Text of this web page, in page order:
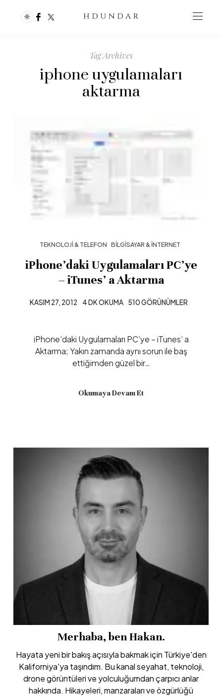
Tag Archives
iphone uygulamaları
aktarma
TEKNOLOJI & TELEFON BILGISAYAR & İNTERNET
iPhone’daki Uygulamaları PC’ye
– iTunes’ a Aktarma
KASIM 27, 2012 4 DK OKUMA 510 GÖRÜNÜMLER
iPhone’daki Uygulamaları PC’ye – iTunes’ a
Aktarma; Yakın zamanda aynı sorun ile baş
ettiğimden güzel bir…
Okumaya Devam Et
Merhaba, ben Hakan.
Hayata yeni bir bakış açısıyla bakmak için Türkiye'den
Kaliforniya'ya taşındım. Bu kanal seyahat, teknoloji,
drone görüntüleri ve yolculuğumdan çarpıcı anlar
hakkında. Hikayeleri, manzaraları ve özgürlüğü